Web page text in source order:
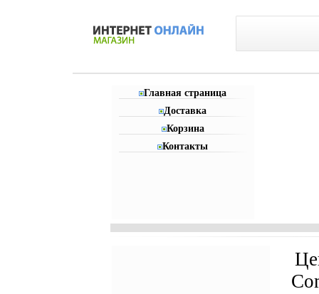
Главная страница
Доставка
Корзина
Контакты